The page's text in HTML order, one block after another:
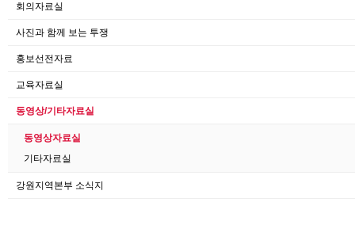
회의자료실
사진과 함께 보는 투쟁
홍보선전자료
교육자료실
동영상/기타자료실
동영상자료실
기타자료실
강원지역본부 소식지